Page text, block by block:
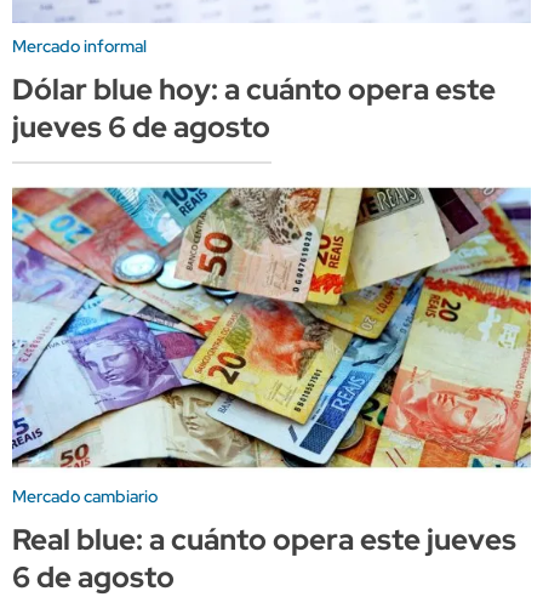
Mercado informal
Dólar blue hoy: a cuánto opera este
jueves 6 de agosto
Mercado cambiario
Real blue: a cuánto opera este jueves
6 de agosto